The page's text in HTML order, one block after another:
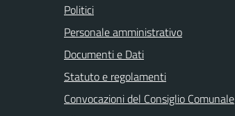
Politici
Personale amministrativo
Documenti e Dati
Statuto e regolamenti
Convocazioni del Consiglio Comunale